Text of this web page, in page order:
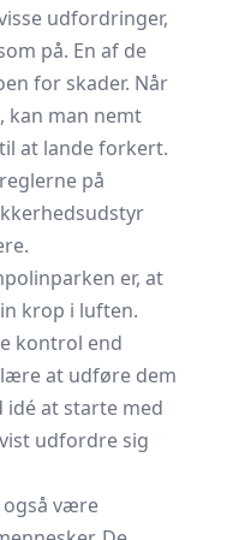
udfordringer,
på. En af de
for skader. Når
kan man nemt
at lande forkert.
på
er, at
krop i luften.
kontrol end
at udføre dem
at starte med
udfordre sig
være